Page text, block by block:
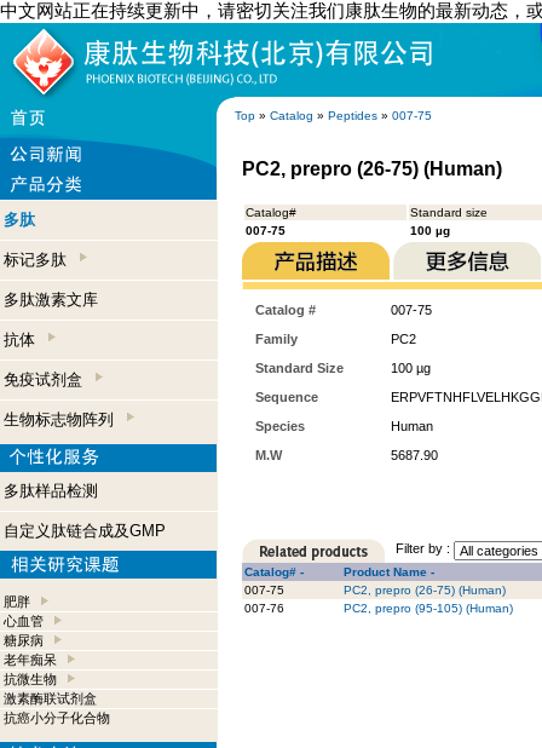
中文网站正在持续更新中，请密切关注我们康肽生物的最新动态，
Top » Catalog » Peptides » 007-75
多肽
标记多肽
多肽激素文库
抗体
免疫试剂盒
生物标志物阵列
多肽样品检测
自定义肽链合成及GMP
肥胖
心血管
糖尿病
老年痴呆
抗微生物
激素酶联试剂盒
抗癌小分子化合物
PC2, prepro (26-75) (Human)
Catalog#
Standard size
007-75
100 µg
Catalog #
007-75
Family
PC2
Standard Size
100 µg
Sequence
Species
Human
M.W
5687.90
Filter by :
Catalog# -
Product Name -
007-75
PC2, prepro (26-75) (Human)
007-76
PC2, prepro (95-105) (Human)